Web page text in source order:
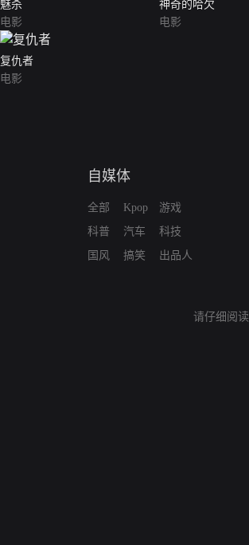
魅杀
电影
神奇的哈欠
电影
复仇者
电影
自媒体
全部
科普
国风
Kpop
汽车
搞笑
游戏
科技
出品人
请仔细阅读